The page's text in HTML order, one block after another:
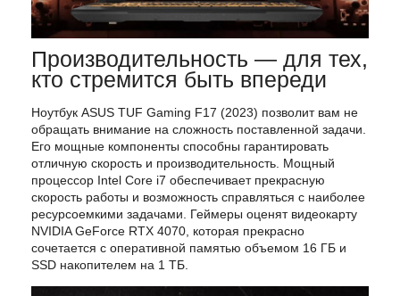
Производительность — для тех,
кто стремится быть впереди
Ноутбук ASUS TUF Gaming F17 (2023) позволит вам не
обращать внимание на сложность поставленной задачи.
Его мощные компоненты способны гарантировать
отличную скорость и производительность. Мощный
процессор Intel Core i7 обеспечивает прекрасную
скорость работы и возможность справляться с наиболее
ресурсоемкими задачами. Геймеры оценят видеокарту
NVIDIA GeForce RTX 4070, которая прекрасно
сочетается с оперативной памятью объемом 16 ГБ и
SSD накопителем на 1 TБ.